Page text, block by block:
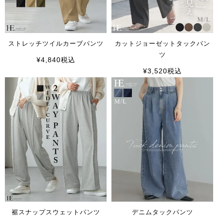
ストレッチツイルカーブパンツ
¥4,840税込
カットジョーゼットタックパン
ツ
¥3,520税込
裾スナップスウェットパンツ デニムタックパンツ